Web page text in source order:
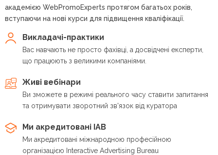
академією WebPromoExperts протягом багатьох років,
вступаючи на нові курси для підвищення кваліфікації.
Викладачі-практики
Вас навчають не просто фахівці, а досвідчені експерти,
що працюють з великими компаніями.
Живі вебінари
Ви зможете в режимі реального часу ставити запитання
та отримувати зворотний зв'язок від куратора
Ми акредитовані IAB
Ми акредитовані міжнародною професійною
організацією Interactive Advertising Bureau